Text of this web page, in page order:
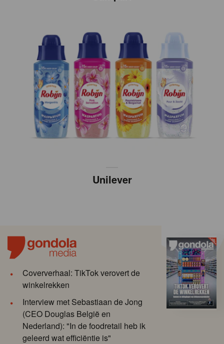
Unilever
Coververhaal: TikTok verovert de
winkelrekken
Interview met Sebastiaan de Jong
(CEO Douglas België en
Nederland): "In de foodretail heb ik
geleerd wat efficiëntie is"